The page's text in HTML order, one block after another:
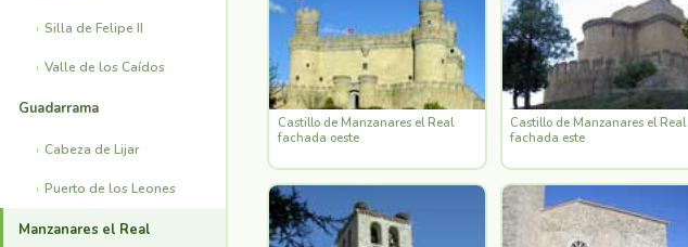
Silla de Felipe II
Valle de los Caídos
Guadarrama
Cabeza de Lijar
Puerto de los Leones
Manzanares el Real
Castillo de Manzanares el Real
fachada oeste
Castillo de Manzanares el Real
fachada este